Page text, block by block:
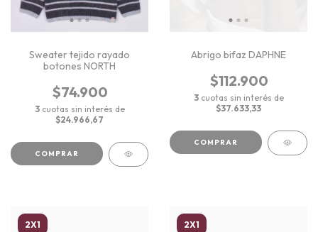
Sweater tejido rayado
botones NORTH
$74.900
3 cuotas sin interés de
$24.966,67
COMPRAR
Abrigo bifaz DAPHNE
$112.900
3 cuotas sin interés de
$37.633,33
COMPRAR
2X1 2X1